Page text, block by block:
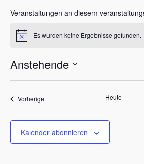
e
o
n
Veranstaltungen an diesem
H
w
e
i
Es wurden keine Ergebnisse gefunden.
Anstehende
t
m
ä
VorherigeVeranstaltungen Heute
Kalender abonnieren